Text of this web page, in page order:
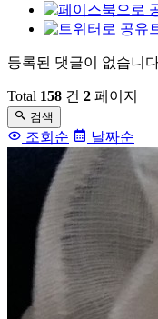
댓
글
목
록
등록된 댓글이 없습니
Total 158 건 2 페이지
검색
조회순 날짜순